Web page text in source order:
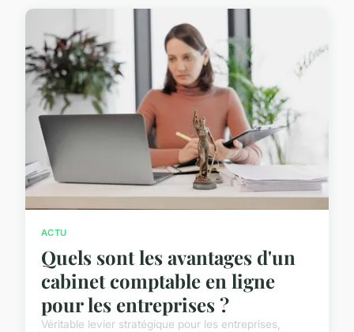
ACTU
Quels sont les avantages d'un
cabinet comptable en ligne
pour les entreprises ?
Véritable levier stratégique pour les entreprises,